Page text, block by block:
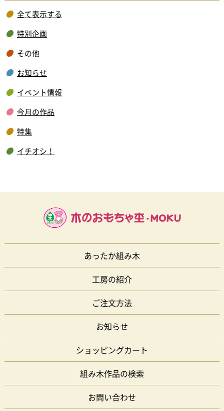
全て表示する
特別企画
その他
お知らせ
イベント情報
今月の作品
特集
イチオシ！
あったか組み木
工房の紹介
ご注文方法
お知らせ
ショッピングカート
組み木作品の検索
お問い合わせ